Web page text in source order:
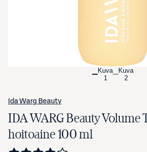
Kuva
1
Kuva
2
Ida Warg Beauty
IDA WARG Beauty Volume
hoitoaine 100 ml